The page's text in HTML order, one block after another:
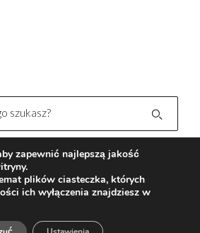
zapewnić najlepszą jakość
plików ciasteczka, których
ich wyłączenia znajdziesz w